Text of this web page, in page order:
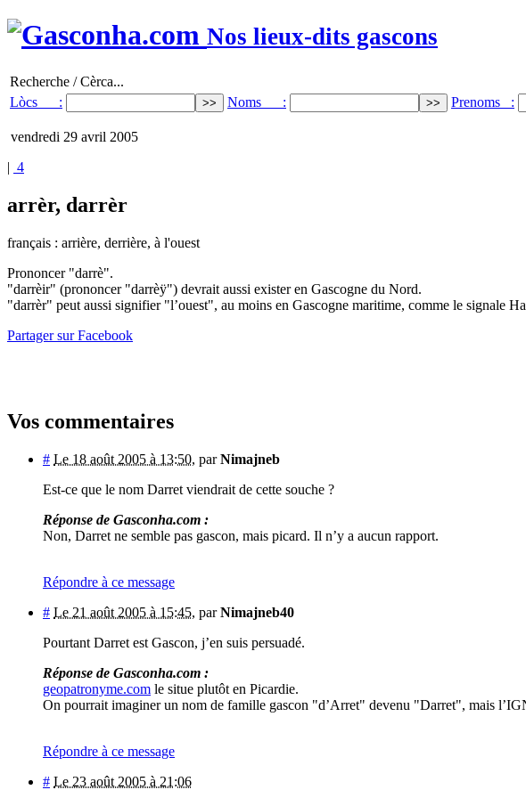
Nos lieux-dits gascons
Recherche / Cèrca...
Lòcs :
Noms : Prenoms :
vendredi 29 avril 2005
| 4
arrèr, darrèr
français : arrière, derrière, à l'ouest
Prononcer "darrè".
"darrèir" (prononcer "darrèÿ") devrait aussi exister en Gascogne du Nord.
"darrèr" peut aussi signifier "l’ouest", au moins en Gascogne maritime, comme le signale
Partager sur Facebook
Vos commentaires
# Le 18 août 2005 à 13:50, parNimajneb
Est-ce que le nom Darret viendrait de cette souche ?
Réponse de Gasconha.com :
Non, Darret ne semble pas gascon, mais picard. Il n’y a aucun rapport.
Répondre à ce message
# Le 21 août 2005 à 15:45, parNimajneb40
Pourtant Darret est Gascon, j’en suis persuadé.
Réponse de Gasconha.com :
geopatronyme.com le situe plutôt en Picardie.
On pourrait imaginer un nom de famille gascon "d’Arret" devenu "Darret", mais
Répondre à ce message
# Le 23 août 2005 à 21:06